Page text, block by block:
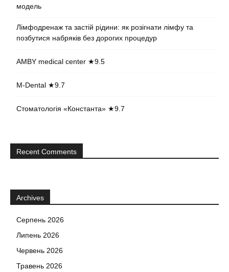
модель
Лімфодренаж та застій рідини: як розігнати лімфу та
позбутися набряків без дорогих процедур
AMBY medical center ★9.5
M-Dental ★9.7
Стоматологія «Константа» ★9.7
Recent Comments
Archives
Серпень 2026
Липень 2026
Червень 2026
Травень 2026